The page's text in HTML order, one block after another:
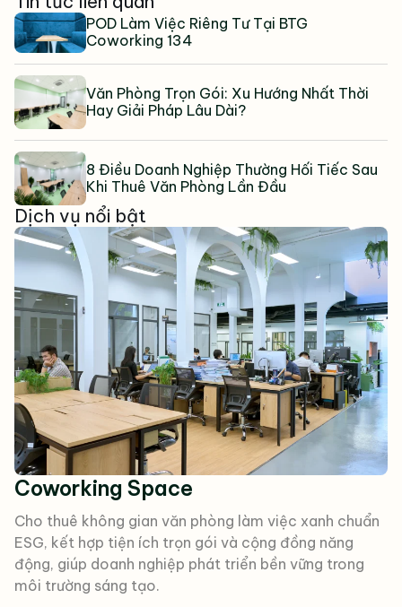
POD Làm Việc Riêng Tư Tại BTG
Coworking 134
Văn Phòng Trọn Gói: Xu Hướng Nhất Thời
Hay Giải Pháp Lâu Dài?
8 Điều Doanh Nghiệp Thường Hối Tiếc Sau
Khi Thuê Văn Phòng Lần Đầu
Dịch vụ nổi bật
Coworking Space
Cho thuê không gian văn phòng làm việc xanh chuẩn
ESG, kết hợp tiện ích trọn gói và cộng đồng năng
động, giúp doanh nghiệp phát triển bền vững trong
môi trường sáng tạo.